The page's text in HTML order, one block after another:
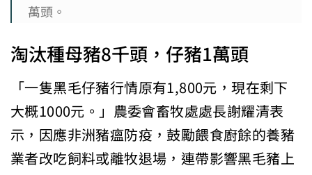
萬頭。
淘汰種母豬8千頭，仔豬1萬頭
「一隻黑毛仔豬行情原有1,800元，現在剩下
大概1000元。」農委會畜牧處處長謝耀清表
示，因應非洲豬瘟防疫，鼓勵餵食廚餘的養豬
業者改吃飼料或離牧退場，連帶影響黑毛豬上